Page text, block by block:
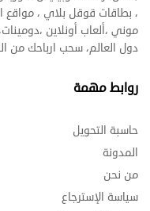
، بطاقات قوقل بلاي ، مواقع
موني ،ألعاب أونلاين
دول العالم، سحب ارباحك من
روابط مهمة
حاسبة التحويل
المدونة
من نحن
سياسة الإسترجاع